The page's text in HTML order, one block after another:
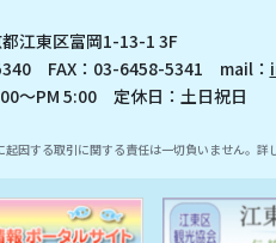
江東区富岡1-13-1 3F
FAX：03-6458-5341 mail：
～PM 5:00 定休日：土日祝日
因する取引に関する責任は一切負いません。詳